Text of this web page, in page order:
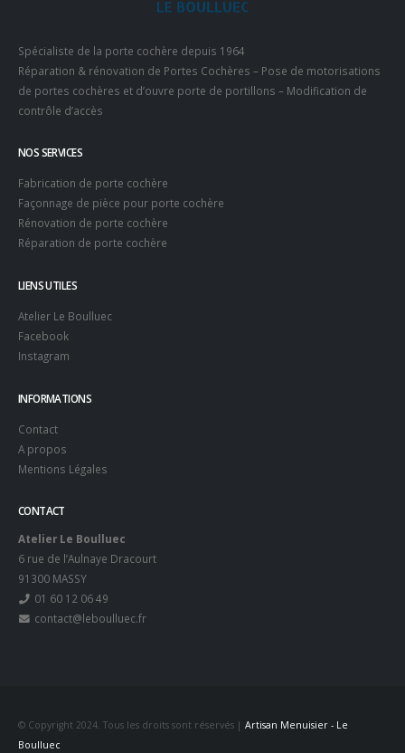
Spécialiste de la porte cochère depuis 1964
Réparation & rénovation de Portes Cochères – Pose de motorisations
de portes cochères et d’ouvre porte de portillons – Modification de
contrôle d’accès
NOS SERVICES
Fabrication de porte cochère
Façonnage de pièce pour porte cochère
Rénovation de porte cochère
Réparation de porte cochère
LIENS UTILES
Atelier Le Boulluec
Facebook
Instagram
INFORMATIONS
Contact
A propos
Mentions Légales
CONTACT
Atelier Le Boulluec
6 rue de l’Aulnaye Dracourt
91300 MASSY
01 60 12 06 49
contact@leboulluec.fr
© Copyright 2024. Tous les droits sont réservés | Artisan Menuisier - Le
Boulluec